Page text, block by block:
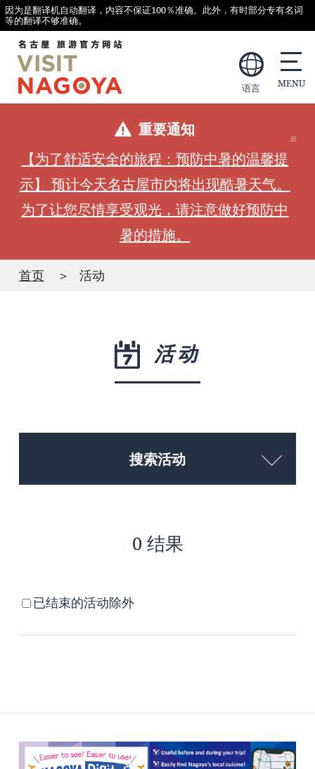
因为是翻译机自动翻译，内容不保证100％准确。此外，有时部分专有名词
等的翻译不够准确。
语言
重要通知
【为了舒适安全的旅程：预防中暑的温馨提
示】 预计今天名古屋市内将出现酷暑天气。
为了让您尽情享受观光，请注意做好预防中
暑的措施。
首页 活动
活动
搜索活动
0 结果
已结束的活动除外